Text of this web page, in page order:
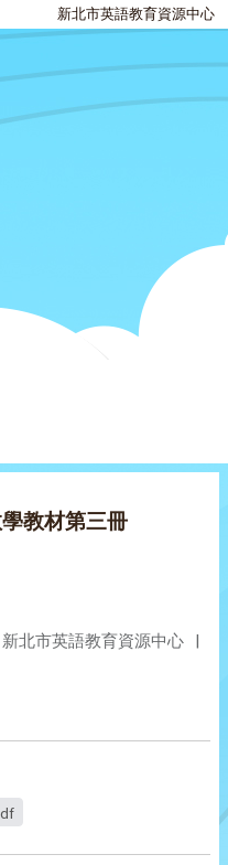
新北市英語教育資源中心
教材第三冊
新北市英語教育資源中心 |